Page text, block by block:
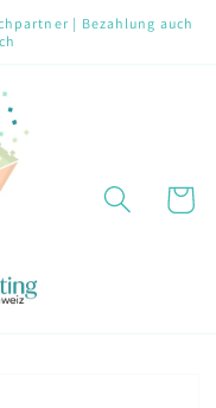
| Bezahlung auch